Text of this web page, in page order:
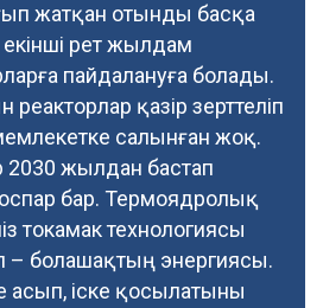
жатқан отынды басқа
рет жылдам
пайдалануға болады.
реакторлар қазір зерттеліп
салынған жоқ.
2030 жылдан бастап
бар. Термоядролық
токамак технологиясы
– болашақтың энергиясы.
іске қосылатыны